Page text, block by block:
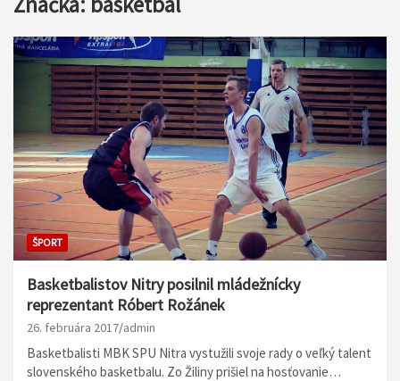
ŠPORT
Basketbalistov Nitry posilnil mládežnícky
reprezentant Róbert Rožánek
26. februára 2017 admin
Basketbalisti MBK SPU Nitra vystužili svoje rady o veľký talent
slovenského basketbalu. Zo Žiliny prišiel na hosťovanie…